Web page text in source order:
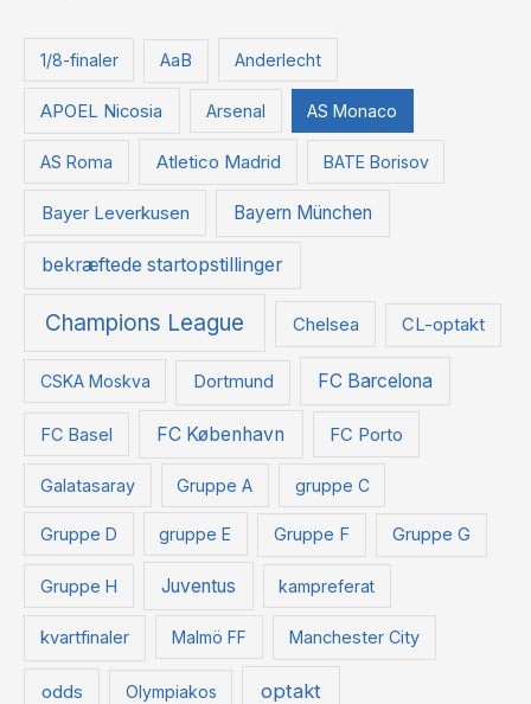
e
1/8-finaler AaB Anderlecht
APOEL Nicosia Arsenal AS Monaco
AS Roma Atletico Madrid BATE Borisov
Bayer Leverkusen Bayern München
bekræftede startopstillinger
Champions League Chelsea CL-optakt
CSKA Moskva Dortmund FC Barcelona
FC Basel FC København FC Porto
Galatasaray Gruppe A gruppe C
Gruppe D gruppe E Gruppe F Gruppe G
Gruppe H Juventus kampreferat
kvartfinaler Malmö FF Manchester City
odds Olympiakos optakt